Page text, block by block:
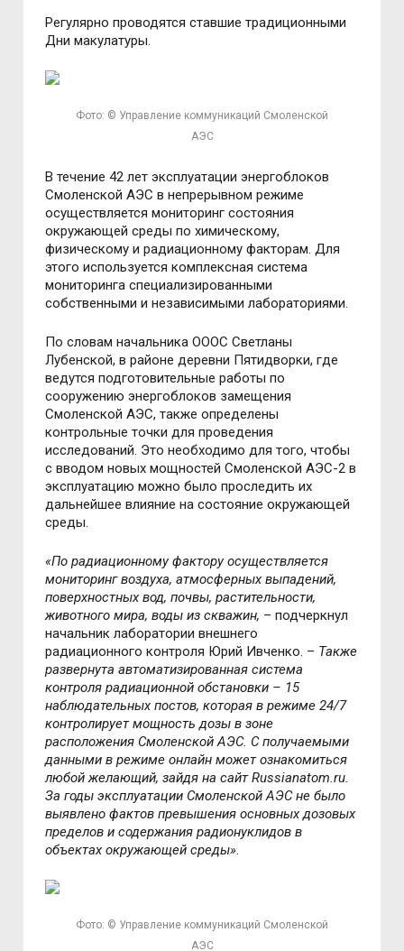
Регулярно проводятся ставшие традиционными
Дни макулатуры.
Фото: © Управление коммуникаций Смоленской
АЭС
В течение 42 лет эксплуатации энергоблоков
Смоленской АЭС в непрерывном режиме
осуществляется мониторинг состояния
окружающей среды по химическому,
физическому и радиационному факторам. Для
этого используется комплексная система
мониторинга специализированными
собственными и независимыми лабораториями.
По словам начальника ОООС Светланы
Лубенской, в районе деревни Пятидворки, где
ведутся подготовительные работы по
сооружению энергоблоков замещения
Смоленской АЭС, также определены
контрольные точки для проведения
исследований. Это необходимо для того, чтобы
с вводом новых мощностей Смоленской АЭС-2 в
эксплуатацию можно было проследить их
дальнейшее влияние на состояние окружающей
среды.
«По радиационному фактору осуществляется
мониторинг воздуха, атмосферных выпадений,
поверхностных вод, почвы, растительности,
животного мира, воды из скважин, – подчеркнул
начальник лаборатории внешнего
радиационного контроля Юрий Ивченко. – Также
развернута автоматизированная система
контроля радиационной обстановки – 15
наблюдательных постов, которая в режиме 24/7
контролирует мощность дозы в зоне
расположения Смоленской АЭС. С получаемыми
данными в режиме онлайн может ознакомиться
любой желающий, зайдя на сайт Russianatom.ru.
За годы эксплуатации Смоленской АЭС не было
выявлено фактов превышения основных дозовых
пределов и содержания радионуклидов в
объектах окружающей среды».
Фото: © Управление коммуникаций Смоленской
АЭС